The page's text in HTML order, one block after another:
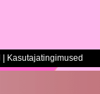
Kasutajatingimused